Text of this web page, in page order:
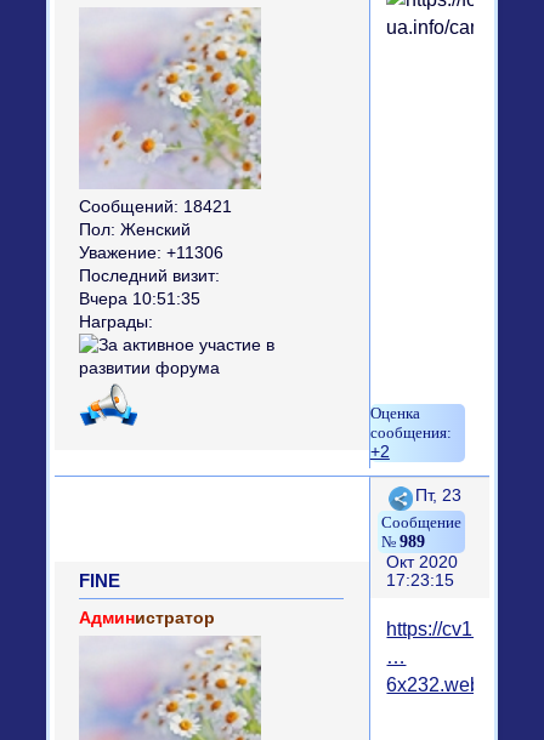
Сообщений: 18421
Пол: Женский
Уважение: +11306
Последний визит:
Вчера 10:51:35
Награды:
+2
Поделиться
989
Пт, 23
Окт 2020
17:23:15
FINE
Администратор
https://
…
6x232.webm